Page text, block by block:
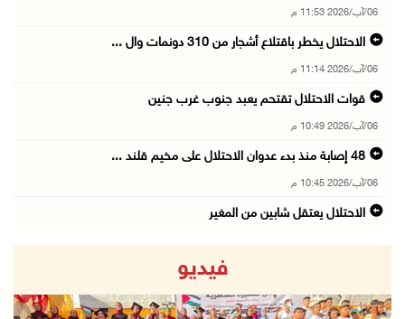
06/آب/2026 11:53 م
الاحتلال يخطر باقتلاع أشجار من 310 دونمات وال ...
06/آب/2026 11:14 م
قوات الاحتلال تقتحم يعبد جنوب غرب جنين
06/آب/2026 10:49 م
48 إصابة منذ بدء عدوان الاحتلال على مخيم قلند ...
06/آب/2026 10:45 م
الاحتلال يعتقل شابين من المغير
وزير الداخلية يبحث مع مكافحة المخدرات الدولي ...
06/آب/2026 10:01 م
فيديو